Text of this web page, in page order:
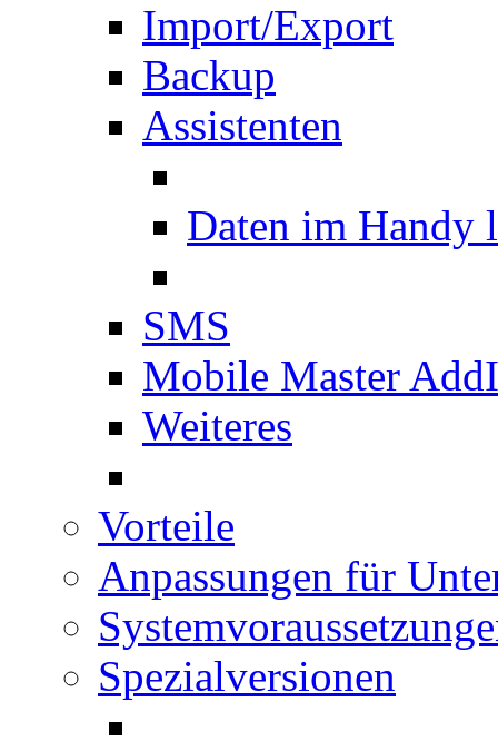
Import/Export
Backup
Assistenten
Daten im Handy
SMS
Mobile Master
Weiteres
Vorteile
Anpassungen für
Spezialversionen